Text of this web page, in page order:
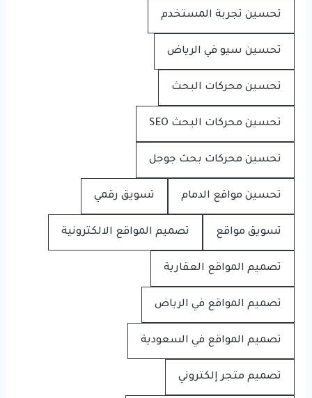
تحسين تجربة المستخدم
تحسين سيو في الرياض
تحسين محركات البحث
تحسين محركات البحث SEO
تحسين محركات بحث جوجل
تحسين مواقع الدمام تسويق رقمي
تسويق مواقع تصميم المواقع الالكترونية
تصميم المواقع العقارية
تصميم المواقع في الرياض
تصميم المواقع في السعودية
تصميم متجر إلكتروني